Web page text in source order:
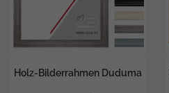
Holz-Bilderrahmen Duduma